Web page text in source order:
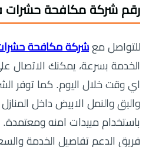
رقم شركة مكافحة حشرات
للتواصل مع شركة مكافحة
اي وقت خلال اليوم. كما توفر
والبق والنمل الابيض داخل
باستخدام مبيدات امنه ومعتمدة.
فريق الدعم تفاصيل الخدمة